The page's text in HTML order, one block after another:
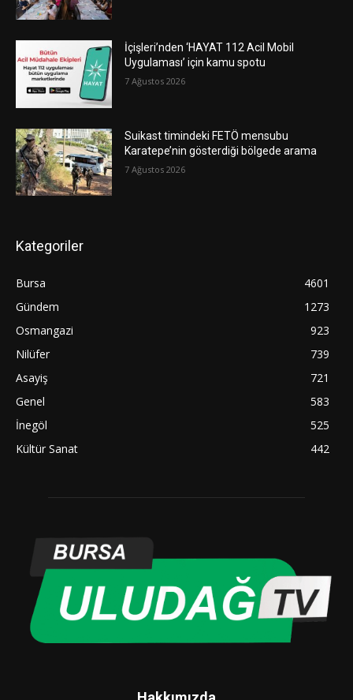
İçişleri’nden ‘HAYAT 112 Acil Mobil
Uygulaması’ için kamu spotu
7 Ağustos 2026
Suikast timindeki FETÖ mensubu
Karatepe’nin gösterdiği bölgede arama
7 Ağustos 2026
Kategoriler
Bursa
4601
Gündem
1273
Osmangazi
923
Nilüfer
739
Asayiş
721
Genel
583
İnegöl
525
Kültür Sanat
442